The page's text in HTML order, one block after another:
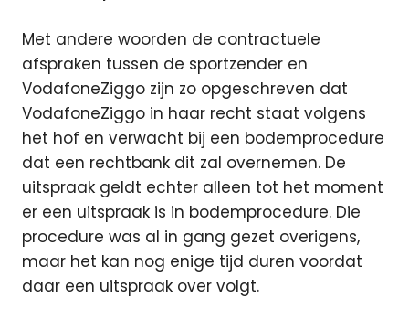
Met andere woorden de contractuele
afspraken tussen de sportzender en
VodafoneZiggo zijn zo opgeschreven dat
VodafoneZiggo in haar recht staat volgens
het hof en verwacht bij een bodemprocedure
dat een rechtbank dit zal overnemen. De
uitspraak geldt echter alleen tot het moment
er een uitspraak is in bodemprocedure. Die
procedure was al in gang gezet overigens,
maar het kan nog enige tijd duren voordat
daar een uitspraak over volgt.